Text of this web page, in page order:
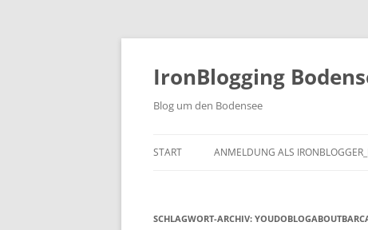
Zum
IronBlogging
Blog um den Bodensee
START ANMELDUNG ALS
SCHLAGWORT-ARCHIV: